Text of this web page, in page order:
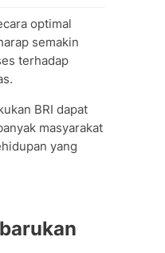
optimal
semakin
terhadap
BRI dapat
masyarakat
yang